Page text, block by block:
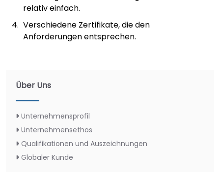
relativ einfach.
Verschiedene Zertifikate, die den
Anforderungen entsprechen.
Über Uns
Unternehmensprofil
Unternehmensethos
Qualifikationen und Auszeichnungen
Globaler Kunde